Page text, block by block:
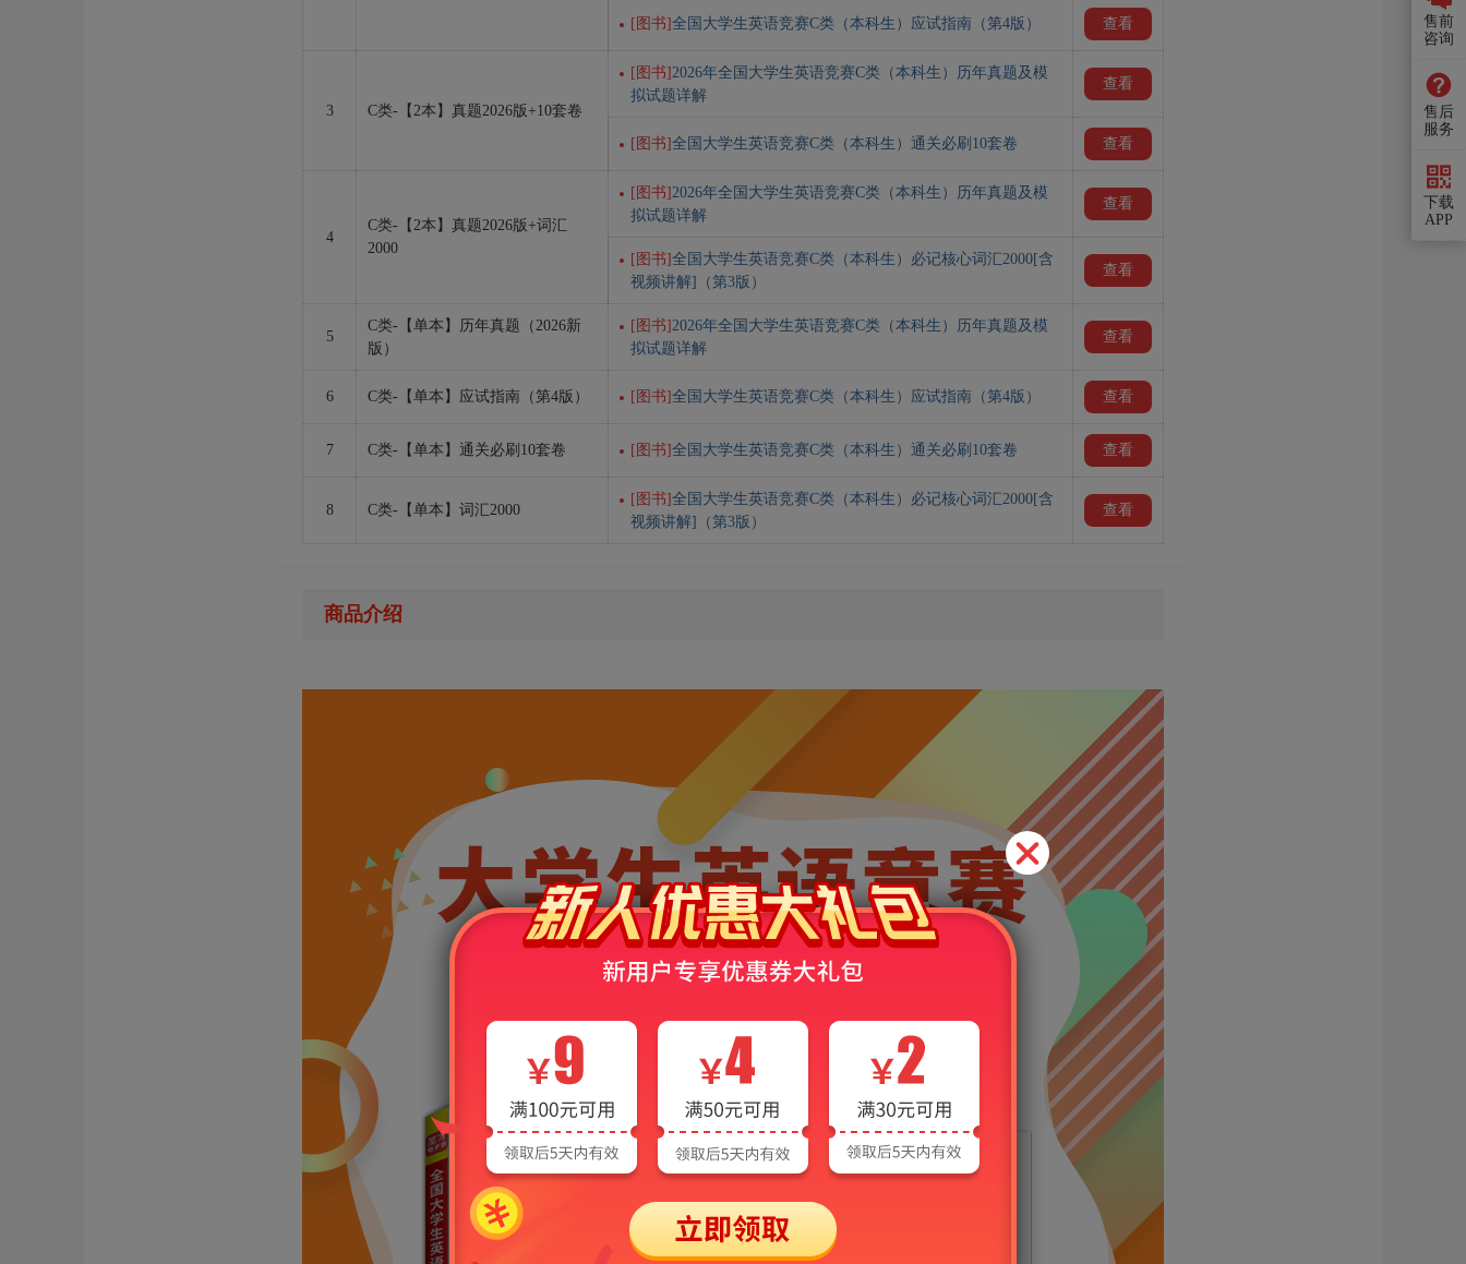
[图书]全国大学生英语竞赛C类（本科生）应试指南（第4版） 查看
3 C类-【2本】真题2026版+10套卷
[图书]2026年全国大学生英语竞赛C类（本科生）历年真题及模
拟试题详解
查看
[图书]全国大学生英语竞赛C类（本科生）通关必刷10套卷 查看
4
C类-【2本】真题2026版+词汇
2000
[图书]2026年全国大学生英语竞赛C类（本科生）历年真题及模
拟试题详解
查看
[图书]全国大学生英语竞赛C类（本科生）必记核心词汇2000[含
视频讲解]（第3版）
查看
5
C类-【单本】历年真题（2026新
版）
[图书]2026年全国大学生英语竞赛C类（本科生）历年真题及模
拟试题详解
查看
6 C类-【单本】应试指南（第4版） [图书]全国大学生英语竞赛C类（本科生）应试指南（第4版） 查看
7 C类-【单本】通关必刷10套卷 [图书]全国大学生英语竞赛C类（本科生）通关必刷10套卷 查看
8 C类-【单本】词汇2000
[图书]全国大学生英语竞赛C类（本科生）必记核心词汇2000[含
视频讲解]（第3版）
查看
商品介绍
售前
咨询
售后
服务
下载
APP